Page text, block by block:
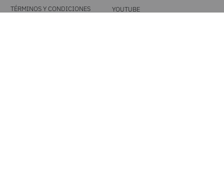
TÉRMINOS Y CONDICIONES
YOUTUBE